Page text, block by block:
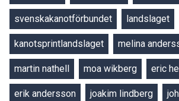
svenskakanotförbundet landslaget
kanotsprintlandslaget melina
martin nathell moa wikberg eric
erik andersson joakim lindberg